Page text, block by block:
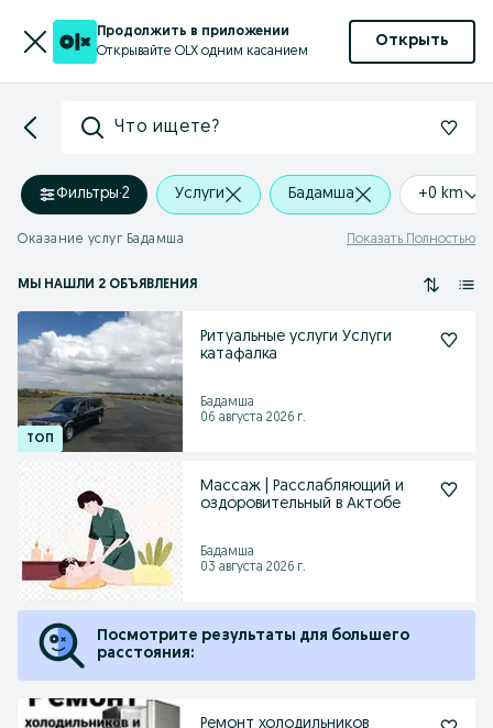
Продолжить в приложении
Открывайте OLX одним касанием
Открыть
Что ищете?
Фильтры·2 Услуги Бадамша +0 km
Оказание услуг Бадамша Показать Полностью
МЫ НАШЛИ 2 ОБЪЯВЛЕНИЯ
Ритуальные услуги Услуги
катафалка
Бадамша
06 августа 2026 г.
Массаж | Расслабляющий и
оздоровительный в Актобе
Бадамша
03 августа 2026 г.
Посмотрите результаты для большего
расстояния:
Ремонт холодильников